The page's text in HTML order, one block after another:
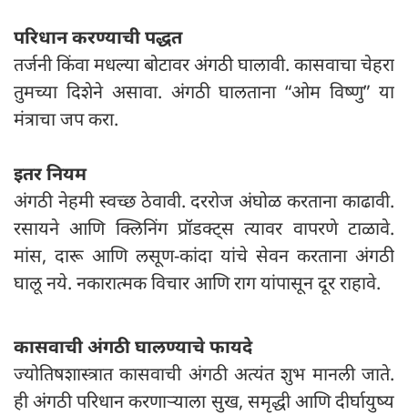
परिधान करण्याची पद्धत
तर्जनी किंवा मधल्या बोटावर अंगठी घालावी. कासवाचा चेहरा
तुमच्या दिशेने असावा. अंगठी घालताना “ओम विष्णु” या
मंत्राचा जप करा.
इतर नियम
अंगठी नेहमी स्वच्छ ठेवावी. दररोज अंघोळ करताना काढावी.
रसायने आणि क्लिनिंग प्रॉडक्ट्स त्यावर वापरणे टाळावे.
मांस, दारू आणि लसूण-कांदा यांचे सेवन करताना अंगठी
घालू नये. नकारात्मक विचार आणि राग यांपासून दूर राहावे.
कासवाची अंगठी घालण्याचे फायदे
ज्योतिषशास्त्रात कासवाची अंगठी अत्यंत शुभ मानली जाते.
ही अंगठी परिधान करणाऱ्याला सुख, समृद्धी आणि दीर्घायुष्य